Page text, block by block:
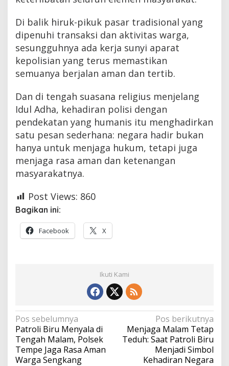
Di balik hiruk-pikuk pasar tradisional yang
dipenuhi transaksi dan aktivitas warga,
sesungguhnya ada kerja sunyi aparat
kepolisian yang terus memastikan
semuanya berjalan aman dan tertib.
Dan di tengah suasana religius menjelang
Idul Adha, kehadiran polisi dengan
pendekatan yang humanis itu menghadirkan
satu pesan sederhana: negara hadir bukan
hanya untuk menjaga hukum, tetapi juga
menjaga rasa aman dan ketenangan
masyarakatnya.
Post Views: 860
Bagikan ini:
Facebook X
Ikuti Kami
Navigasi
pos
Pos sebelumnya
Patroli Biru Menyala di
Tengah Malam, Polsek
Tempe Jaga Rasa Aman
Warga Sengkang
Pos berikutnya
Menjaga Malam Tetap
Teduh: Saat Patroli Biru
Menjadi Simbol
Kehadiran Negara